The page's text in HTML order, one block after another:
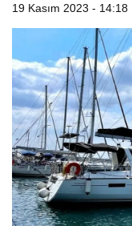
19 Kasım 2023 - 14:18